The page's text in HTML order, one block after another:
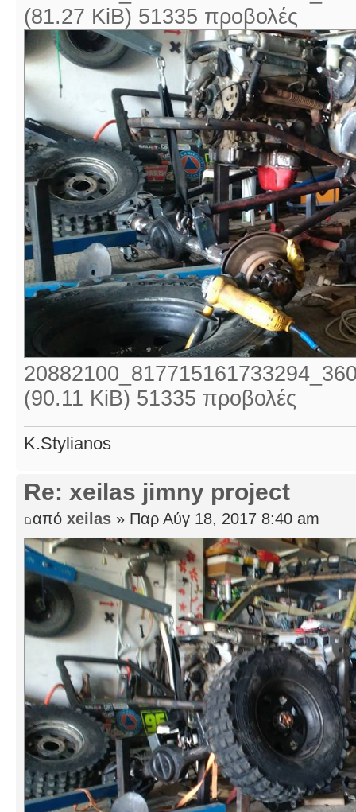
(81.27 KiB) 51335 προβολές
(90.11 KiB) 51335 προβολές
K.Stylianos
Re: xeilas jimny project
από xeilas » Παρ Αύγ 18, 2017 8:40 am